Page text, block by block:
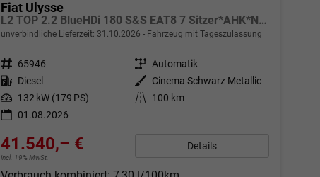
Fiat Ulysse
L2 TOP 2.2 BlueHDi 180 S&S EAT8 7 Sitzer*AHK*Navi*SHZ*Kamera*Keyless*Klimaauto*ACC
unverbindliche Lieferzeit: 31.10.2026 Fahrzeug mit Tageszulassung
Fahrzeugnr. 65946 Getriebe Automatik
Kraftstoff Diesel Außenfarbe
Cinema Schwarz Metallic
Leistung 132 kW (179 PS) Kilometerstand
100 km
01.08.2026
41.540,– €
incl. 19% MwSt.
Details